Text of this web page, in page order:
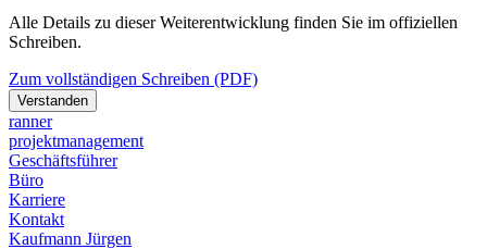
Alle Details zu dieser Weiterentwicklung finden Sie im offiziellen
Schreiben.
Zum vollständigen Schreiben (PDF)
Verstanden
ranner
projektmanagement
Geschäftsführer
Büro
Karriere
Kontakt
Kaufmann Jürgen